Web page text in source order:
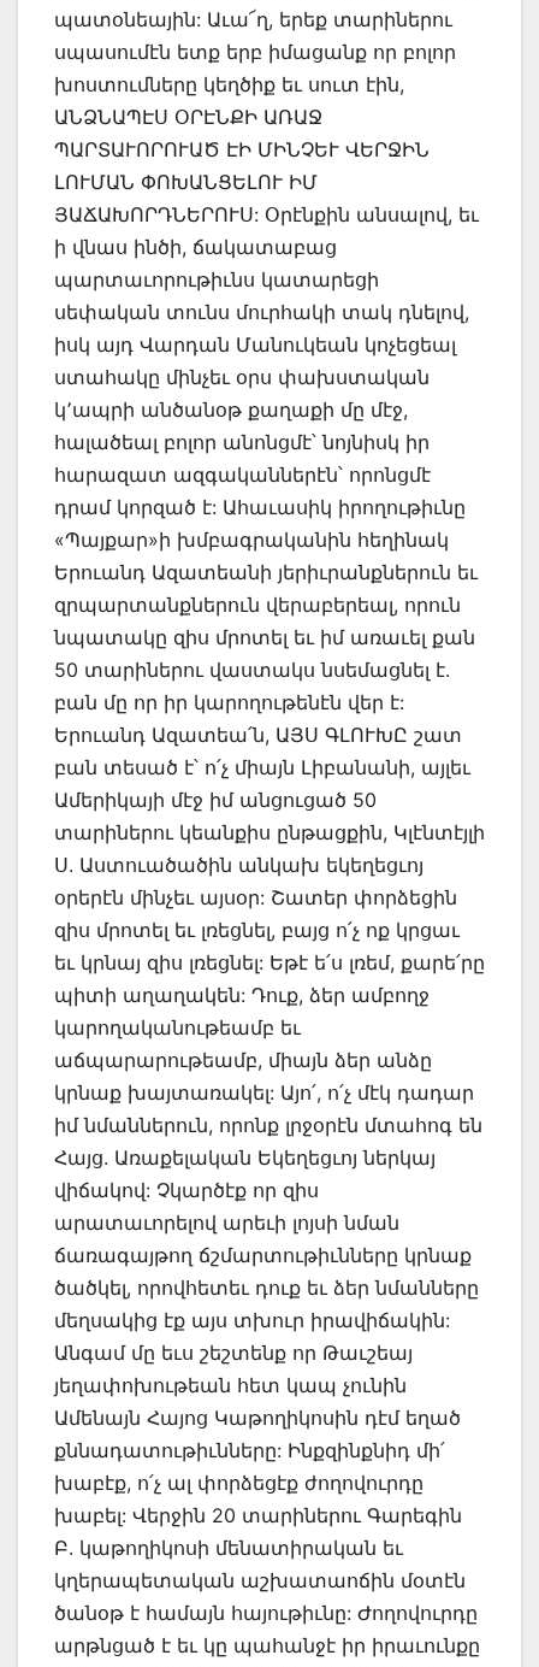
պատօնեային: Աւա՜ղ, երեք տարիներու
սպասումէն ետք երբ իմացանք որ բոլոր
խոստումները կեղծիք եւ սուտ էին,
ԱՆՁՆԱՊԷՍ ՕՐԷՆՔԻ ԱՌԱՋ
ՊԱՐՏԱՒՈՐՈՒԱԾ ԷԻ ՄԻՆՉԵՒ ՎԵՐՋԻՆ
ԼՈՒՄԱՆ ՓՈԽԱՆՑԵԼՈՒ ԻՄ
ՅԱՃԱԽՈՐԴՆԵՐՈՒՍ: Օրէնքին անսալով, եւ
ի վնաս ինծի, ճակատաբաց
պարտաւորութիւնս կատարեցի
սեփական տունս մուրհակի տակ դնելով,
իսկ այդ Վարդան Մանուկեան կոչեցեալ
ստահակը մինչեւ օրս փախստական
կ՚ապրի անծանօթ քաղաքի մը մէջ,
հալածեալ բոլոր անոնցմէ՝ նոյնիսկ իր
հարազատ ազգականներէն՝ որոնցմէ
դրամ կորզած է: Ահաւասիկ իրողութիւնը
«Պայքար»ի խմբագրականին հեղինակ
Երուանդ Ազատեանի յերիւրանքներուն եւ
զրպարտանքներուն վերաբերեալ, որուն
նպատակը զիս մրոտել եւ իմ առաւել քան
50 տարիներու վաստակս նսեմացնել է.
բան մը որ իր կարողութենէն վեր է:
Երուանդ Ազատեա՛ն, ԱՅՍ ԳԼՈՒԽԸ շատ
բան տեսած է՝ ո՛չ միայն Լիբանանի, այլեւ
Ամերիկայի մէջ իմ անցուցած 50
տարիներու կեանքիս ընթացքին, Կլէնտէյլի
Ս. Աստուածածին անկախ եկեղեցւոյ
օրերէն մինչեւ այսօր: Շատեր փորձեցին
զիս մրոտել եւ լռեցնել, բայց ո՛չ ոք կրցաւ
եւ կրնայ զիս լռեցնել: Եթէ ե՛ս լռեմ, քարե՛րը
պիտի աղաղակեն: Դուք, ձեր ամբողջ
կարողականութեամբ եւ
աճպարարութեամբ, միայն ձեր անձը
կրնաք խայտառակել: Այո՛, ո՛չ մէկ դադար
իմ նմաններուն, որոնք լրջօրէն մտահոգ են
Հայց. Առաքելական Եկեղեցւոյ ներկայ
վիճակով: Չկարծէք որ զիս
արատաւորելով արեւի լոյսի նման
ճառագայթող ճշմարտութիւնները կրնաք
ծածկել, որովհետեւ դուք եւ ձեր նմանները
մեղսակից էք այս տխուր իրավիճակին:
Անգամ մը եւս շեշտենք որ Թաւշեայ
յեղափոխութեան հետ կապ չունին
Ամենայն Հայոց Կաթողիկոսին դէմ եղած
քննադատութիւնները: Ինքզինքնիդ մի՛
խաբէք, ո՛չ ալ փորձեցէք ժողովուրդը
խաբել: Վերջին 20 տարիներու Գարեգին
Բ. կաթողիկոսի մենատիրական եւ
կղերապետական աշխատաոճին մօտէն
ծանօթ է համայն հայութիւնը: Ժողովուրդը
արթնցած է եւ կը պահանջէ իր իրաւունքը